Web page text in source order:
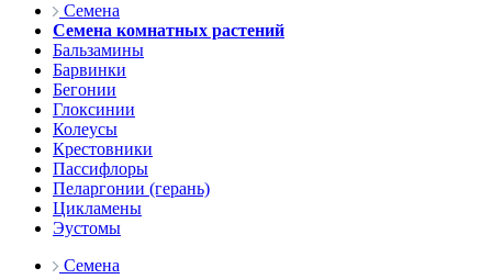
Семена
Семена комнатных растений
Бальзамины
Барвинки
Бегонии
Глоксинии
Колеусы
Крестовники
Пассифлоры
Пеларгонии (герань)
Цикламены
Эустомы
Семена